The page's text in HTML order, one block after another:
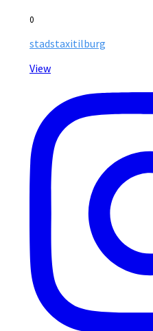
0
stadstaxitilburg
View